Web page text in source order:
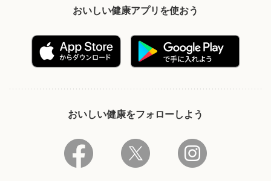
おいしい健康アプリを使おう
おいしい健康をフォローしよう